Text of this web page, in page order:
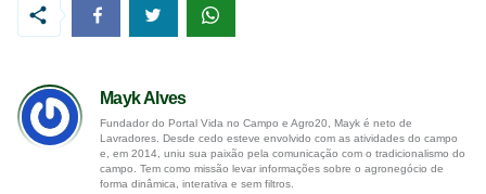
Mayk Alves
Fundador do Portal Vida no Campo e Agro20, Mayk é neto de
Lavradores. Desde cedo esteve envolvido com as atividades do campo
e, em 2014, uniu sua paixão pela comunicação com o tradicionalismo do
campo. Tem como missão levar informações sobre o agronegócio de
forma dinâmica, interativa e sem filtros.